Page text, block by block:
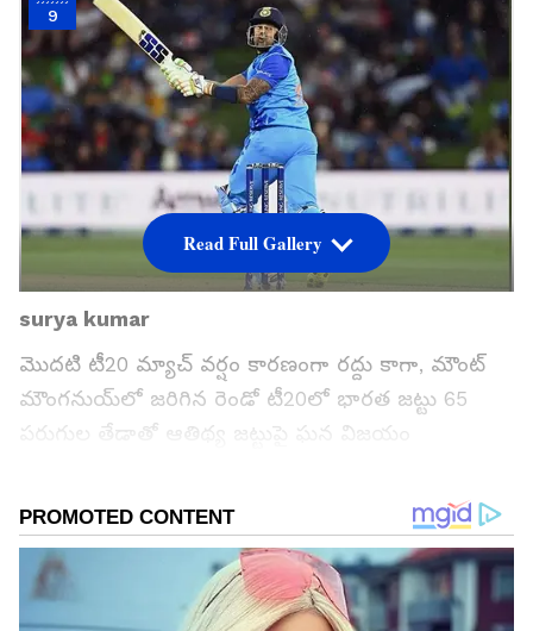
9
surya kumar
మొదటి టీ20 మ్యాచ్ వర్షం కారణంగా రద్దు కాగా, మౌంట్
మౌంగనుయ్‌లో జరిగిన రెండో టీ20లో భారత జట్టు 65
పరుగుల తేడాతో ఆతిథ్య జట్టుపై ఘన విజయం
సూర్యకుమార్ యాదవ్ సెంచరీ కారణంగా 191 పరుగుల
భారీ స్కోరు చేసింది...
గూగుల్‌లో ఆసక్తికరమైన సమాచారం కోసం ఏసియానెట్ తెలుగు
Read Full Gallery